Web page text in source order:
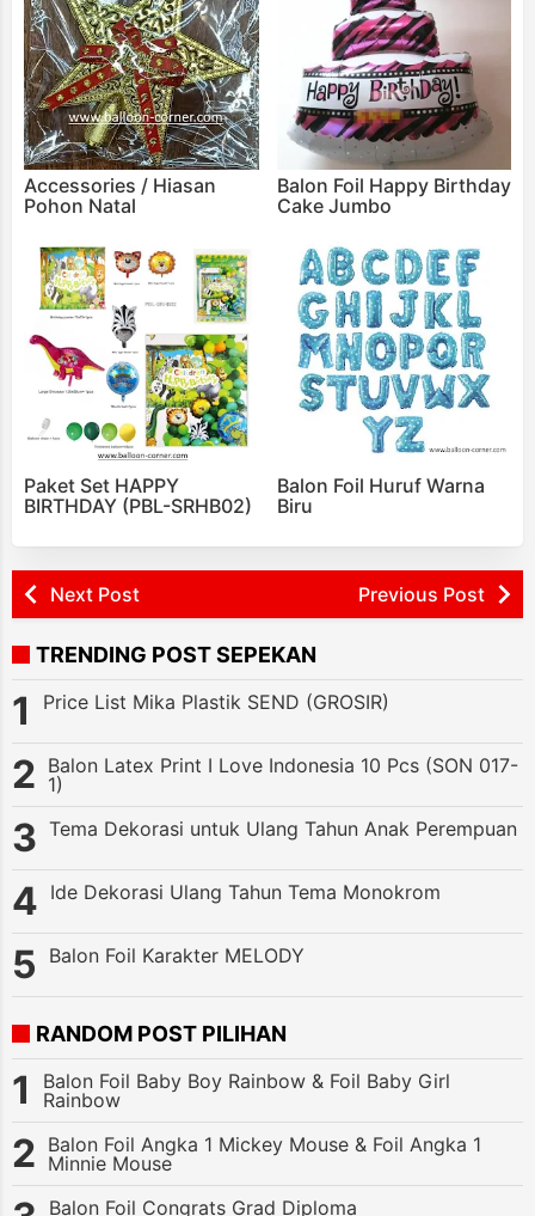
Accessories / Hiasan
Pohon Natal
Balon Foil Happy Birthday
Cake Jumbo
Paket Set HAPPY
BIRTHDAY (PBL-SRHB02)
Balon Foil Huruf Warna
Biru
Next Post Previous Post
TRENDING POST SEPEKAN
Price List Mika Plastik SEND (GROSIR)
Balon Latex Print I Love Indonesia 10 Pcs (SON 017-
1)
Tema Dekorasi untuk Ulang Tahun Anak Perempuan
Ide Dekorasi Ulang Tahun Tema Monokrom
Balon Foil Karakter MELODY
RANDOM POST PILIHAN
Balon Foil Baby Boy Rainbow & Foil Baby Girl
Rainbow
Balon Foil Angka 1 Mickey Mouse & Foil Angka 1
Minnie Mouse
Balon Foil Congrats Grad Diploma